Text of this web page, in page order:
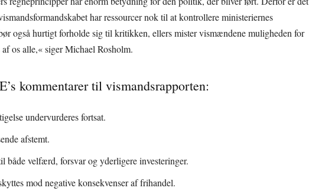
har ressourcer nok til at kontrollere ministeriernes
også hurtigt forholde sig til kritikken, ellers mister vismændene muligheden for
os alle,« siger Michael Rosholm.
kommentarer til vismandsrapporten:
undervurderes fortsat.
afstemt.
både velfærd, forsvar og yderligere investeringer.
mod negative konsekvenser af frihandel.